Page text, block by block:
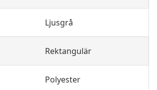
Ljusgrå
Rektangulär
Polyester